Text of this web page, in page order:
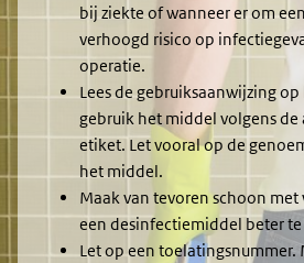
bij ziekte of wanneer er om
verhoogd risico op
operatie.
Lees de gebruiksaanwijzing
gebruik het middel volgens de
etiket. Let vooral op de
het middel.
Maak van tevoren schoon met
een desinfectiemiddel beter
Let op een toelatingsnummer.